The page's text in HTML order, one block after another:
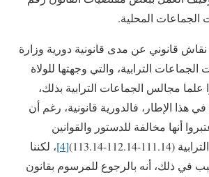
قانوني عن مدى قانونية دورية وزارة
الجماعات الترابية، والتي وجهتها للولاة
مجالس الجماعات الترابية بذلك،
هذا الإطار، فالدورية قانونية، رغم أن
أنها مخالفة للدستور والقوانين
113.14)
[4]
، لكننا
في ذلك، أنه بالرجوع للمرسوم بقانون